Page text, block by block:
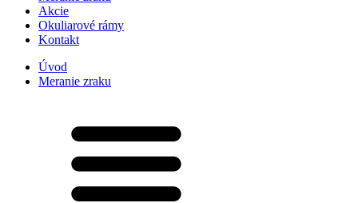
Akcie
Okuliarové rámy
Kontakt
Úvod
Meranie zraku